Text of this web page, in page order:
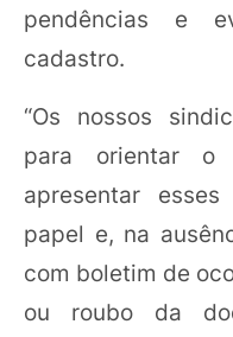
pendências e
cadastro.
“Os nossos
para orientar o
apresentar
papel e, na
com boletim de
ou roubo da